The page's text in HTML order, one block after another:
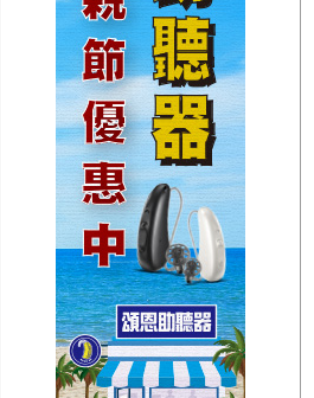
(聯播)
夜貓DJ-Dennis
【Next】
(聯播)夜貓DJ-Dennis